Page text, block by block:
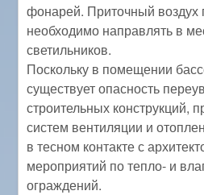
фонарей. Приточный воздух
необходимо направлять в
светильников.
Поскольку в помещении
существует опасность
строительных конструкций,
систем вентиляции и
в тесном контакте с
мероприятий по тепло- и
ограждений.